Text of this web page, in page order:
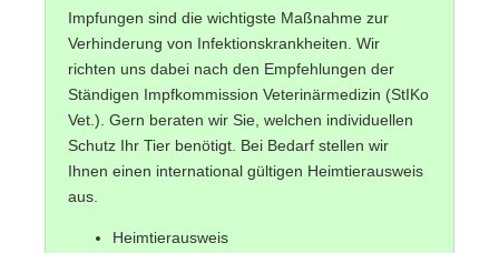
Impfungen sind die wichtigste Maßnahme zur
Verhinderung von Infektionskrankheiten. Wir
richten uns dabei nach den Empfehlungen der
Ständigen Impfkommission Veterinärmedizin (StIKo
Vet.). Gern beraten wir Sie, welchen individuellen
Schutz Ihr Tier benötigt. Bei Bedarf stellen wir
Ihnen einen international gültigen Heimtierausweis
aus.
Heimtierausweis